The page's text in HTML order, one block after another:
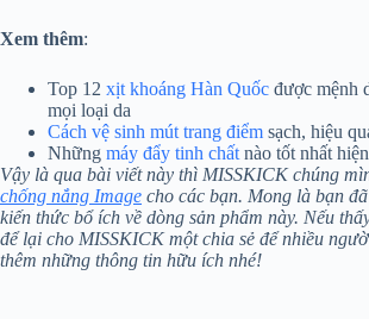
Xem thêm:
Top 12 xịt khoáng Hàn Quốc được mệnh
mọi loại da
Cách vệ sinh mút trang điểm sạch, hiệu
Những máy đẩy tinh chất nào tốt nhất
Vậy là qua bài viết này thì MISSKICK chúng
chống nắng Image cho các bạn. Mong là bạn
kiến thức bổ ích về dòng sản phẩm này. Nếu
để lại cho MISSKICK một chia sẻ để nhiều
thêm những thông tin hữu ích nhé!